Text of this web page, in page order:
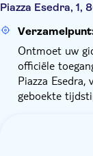
Piazza Esedra, 1,
Ontmoet uw
officiële
Piazza
geboekte